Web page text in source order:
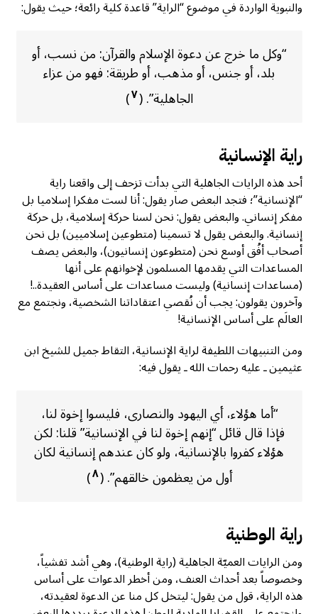
والنبوية الواردة في موضوع “الراية” قاعدة كلية رائعة؛ حيث يقول:
“وكل ما خرج عن دعوة الإسلام والقرآن: من نسب، أو
بلد، أو جنس، أو مذهب، أو طريقة: فهو من عزاء
الجاهلية”. (٧)
راية الإنسانية
أحد هذه الرايات الجاهلية التي بدأت تزحف إلى واقعنا راية
“الإنسانية”؛ فتجد البعض صار يقول: أنا لست مفكرا إسلاميا بل
مفكر إنساني. والبعض يقول: نحن لسنا حركة إسلامية، بل حركة
إنسانية. والبعض يقول لا تسمينا (متطوعين إسلاميين) بل نحن
أصحاب أفُق أوسع نحن (متطوعون إنسانيون)، والبعض يصف
المساعدات التي يقدمها المسلمون لإخوانهم على أنها
(مساعدات إنسانية) وليست مساعدات على أساس العقيدة..!
وآخرون يقولون: يجب أن نُقصي اعتقاداتنا الشخصية، ونجتمع مع
العالَم على أساس الإنسانية!
ومن التنبيهات اللطيفة لراية الإنسانية، التقاط جميل للشيخ ابن
عثيمين ـ عليه رحمات الله ـ يقول فيه:
“أما هؤلاء، أي اليهود والنصارى، فليسوا إخوة لنا،
فإذا قال قائل “إنهم إخوة لنا في الإنسانية” قلنا: لكن
هؤلاء كفروا بالإنسانية، ولو كان عندهم إنسانية لكان
أول من يعظمون خالقهم”. (٨)
راية الوطنية
ومن الرايات العميّة الجاهلية (راية الوطنية)، وهي أشد تفشياً،
وخصوصاً بعد أحداث العنف، ومن أخطر الدعوات على أساس
هذه الراية، قول من يقول: ليتخل كل منا عن الدعوة لعقيدته،